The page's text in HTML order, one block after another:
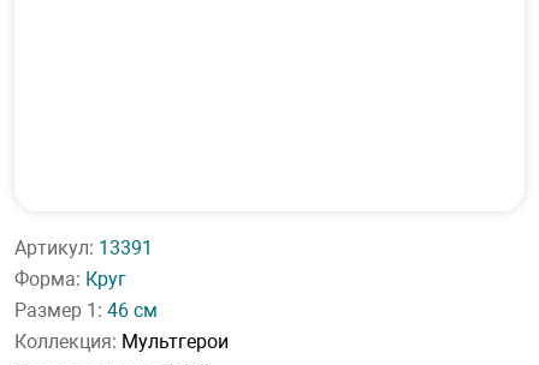
Артикул: 13391
Форма: Круг
Размер 1: 46 см
Коллекция: Мультгерои